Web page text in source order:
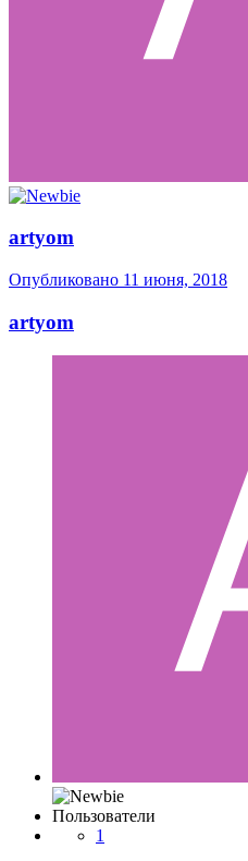
artyom
Опубликовано 11 июня, 2018
artyom
Пользователи
1